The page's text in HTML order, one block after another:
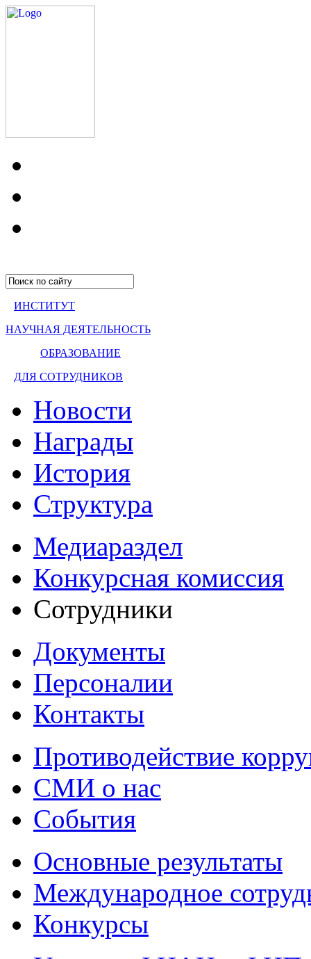
ИНСТИТУТ
НАУЧНАЯ ДЕЯТЕЛЬНОСТЬ
ОБРАЗОВАНИЕ
ДЛЯ СОТРУДНИКОВ
Новости
Награды
История
Структура
Медиараздел
Конкурсная комиссия
Сотрудники
Документы
Персоналии
Контакты
Противодействие
СМИ о нас
События
Основные результаты
Международное
Конкурсы